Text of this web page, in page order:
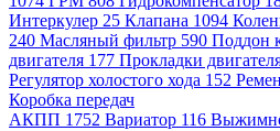
Интеркулер 25 Клапана 1094
240 Масляный фильтр 590 Поддон
двигателя 177 Прокладки
Регулятор холостого хода 152
Коробка передач
АКПП 1752 Вариатор 116